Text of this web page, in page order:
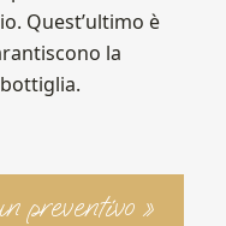
Quest’ultimo è
la
preventivo »